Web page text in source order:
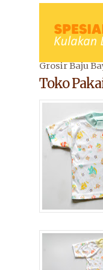
Grosir Baju
Toko